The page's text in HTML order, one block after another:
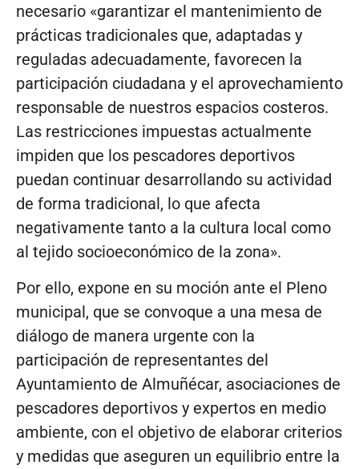
necesario «garantizar el mantenimiento de
prácticas tradicionales que, adaptadas y
reguladas adecuadamente, favorecen la
participación ciudadana y el aprovechamiento
responsable de nuestros espacios costeros.
Las restricciones impuestas actualmente
impiden que los pescadores deportivos
puedan continuar desarrollando su actividad
de forma tradicional, lo que afecta
negativamente tanto a la cultura local como
al tejido socioeconómico de la zona».
Por ello, expone en su moción ante el Pleno
municipal, que se convoque a una mesa de
diálogo de manera urgente con la
participación de representantes del
Ayuntamiento de Almuñécar, asociaciones de
pescadores deportivos y expertos en medio
ambiente, con el objetivo de elaborar criterios
y medidas que aseguren un equilibrio entre la